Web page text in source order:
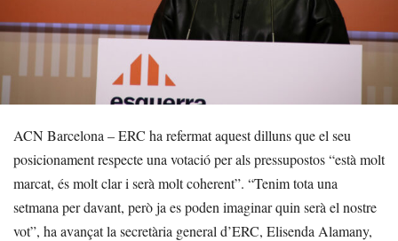
ACN Barcelona – ERC ha refermat aquest dilluns que el seu
posicionament respecte una votació per als pressupostos “està molt
marcat, és molt clar i serà molt coherent”. “Tenim tota una
setmana per davant, però ja es poden imaginar quin serà el nostre
vot”, ha avançat la secretària general d’ERC, Elisenda Alamany,